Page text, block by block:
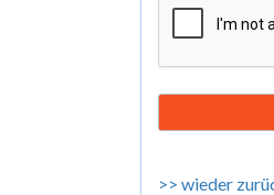
>> wieder